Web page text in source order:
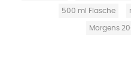
500 ml Flasche
Morgens